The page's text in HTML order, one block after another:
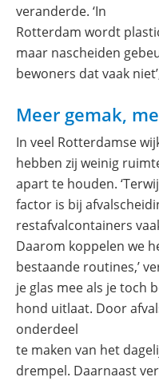
veranderde. ‘In
Rotterdam wordt
maar nascheiden
bewoners dat vaak
Meer gemak,
In veel Rotterdamse
hebben zij weinig
apart te houden.
factor is bij
restafvalcontainers
Daarom koppelen we
bestaande routines,’
je glas mee als je toch
hond uitlaat. Door
onderdeel
te maken van het
drempel. Daarnaast